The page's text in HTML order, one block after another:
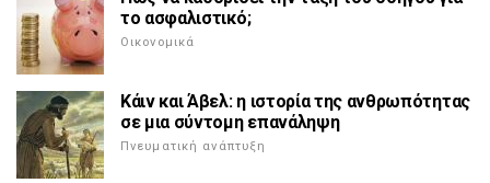
το ασφαλιστικό;
Οικονομικά
Κάιν και Άβελ: η ιστορία της ανθρωπότητας
σε μια σύντομη επανάληψη
Πνευματική ανάπτυξη